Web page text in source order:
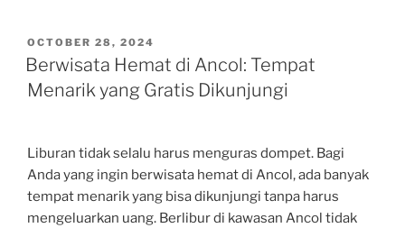
POSTED
ON
OCTOBER 28, 2024
Berwisata Hemat di Ancol: Tempat
Menarik yang Gratis Dikunjungi
Liburan tidak selalu harus menguras dompet. Bagi
Anda yang ingin berwisata hemat di Ancol, ada banyak
tempat menarik yang bisa dikunjungi tanpa harus
mengeluarkan uang. Berlibur di kawasan Ancol tidak